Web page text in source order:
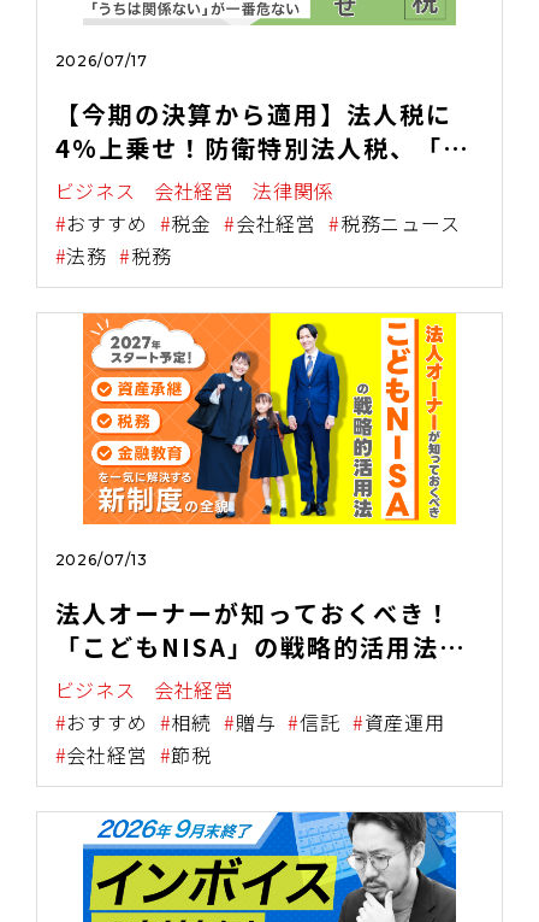
2026/07/17
【今期の決算から適用】法人税に
4%上乗せ！防衛特別法人税、「う
ちは関係ない」が一番危ない！
ビジネス 会社経営
法律関係
おすすめ
税金 会社経営
税務ニュース
法務
税務
2026/07/13
法人オーナーが知っておくべき！
「こどもNISA」の戦略的活用法
【資産承継・税務・金融教育を一気
に解決する新制度の全貌】
ビジネス
会社経営
おすすめ
相続 贈与 信託
資産運用
会社経営
節税